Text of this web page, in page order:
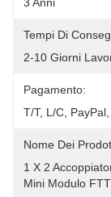
Tempi Di
2-10 Giorni
Pagamento:
T/T, L/C,
Nome Dei
1 X 2
Mini Modulo